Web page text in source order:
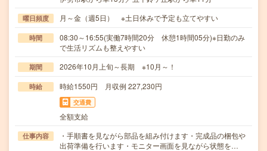
曜日頻度 月～金（週5日） ※土日休みで予定も立てやすい
時間
08:30～16:55(実働7時間20分 休憩1時間05分)※日勤のみ
で生活リズムも整えやすい
期間 2026年10月上旬～長期 ※10月～！
時給 時給1550円 月収例 227,230円
交通費
全額支給
仕事内容
・手順書を見ながら部品を組み付けます・完成品の梱包や
出荷準備を行います・モニター画面を見ながら状態を…